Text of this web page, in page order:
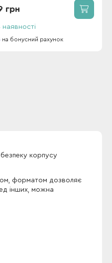
грн
наявності
на бонусний рахунок
корпусу
форматом дозволяє
інших, можна